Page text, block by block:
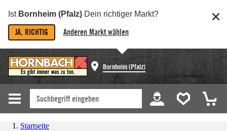
Ist Bornheim (Pfalz) Dein richtiger Markt?
JA, RICHTIG Anderen Markt wählen
Bornheim (Pfalz)
Startseite